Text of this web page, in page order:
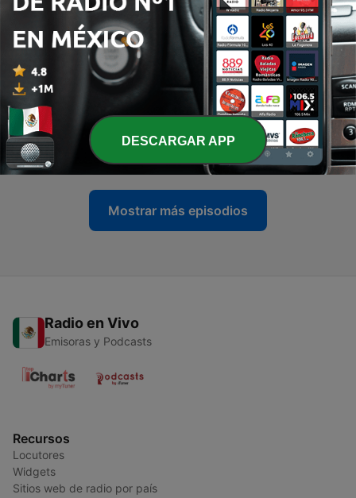
Vôlei Sentado - Projeto Educação Em Ação
16 dic. 2020
8 - ✨Gratidão aos nossos Professores
19 oct. 2020
- Colonização das Bermudas: Mito ou fator
histórico?
09 oct. 2020
Mostrar más episodios
Radio en Vivo
Emisoras y Podcasts
Recursos
Locutores
Widgets
Sitios web de radio por país
DESCARGAR APP